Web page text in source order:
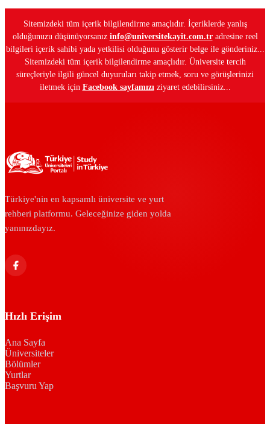
Sitemizdeki tüm içerik bilgilendirme amaçlıdır. İçeriklerde yanlış
olduğunuzu düşünüyorsanız info@universitekayit.com.tradresine reel
bilgileri içerik sahibi yada yetkilisi olduğunu gösterir belge ile gönderiniz...
Sitemizdeki tüm içerik bilgilendirme amaçlıdır. Üniversite tercih
süreçleriyle ilgili güncel duyuruları takip etmek, soru ve görüşlerinizi
iletmek için Facebook sayfamızıziyaret edebilirsiniz...
Türkiye'nin en kapsamlı üniversite ve yurt
rehberi platformu. Geleceğinize giden yolda
yanınızdayız.
Hızlı Erişim
Ana Sayfa
Üniversiteler
Bölümler
Yurtlar
Başvuru Yap